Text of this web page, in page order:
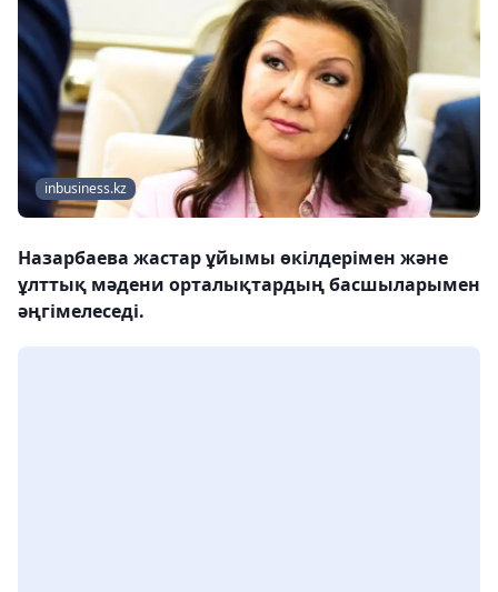
inbusiness.kz
Назарбаева жастар ұйымы өкілдерімен және
ұлттық мәдени орталықтардың басшыларымен
әңгімелеседі.